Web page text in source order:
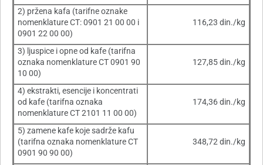
2) pržena kafa (tarifne oznake
nomenklature CT: 0901 21 00 00 i
0901 22 00 00)
116,23 din./kg
3) ljuspice i opne od kafe (tarifna
oznaka nomenklature CT 0901 90
10 00)
127,85 din./kg
4) ekstrakti, esencije i koncentrati
od kafe (tarifna oznaka
nomenklature CT 2101 11 00 00)
174,36 din./kg
5) zamene kafe koje sadrže kafu
(tarifna oznaka nomenklature CT
0901 90 90 00)
348,72 din./kg